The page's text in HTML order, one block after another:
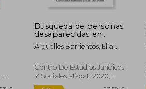
Búsqueda de personas
desaparecidas en
México
Argüelles Barrientos, Elia
Xóchitl Guadalupe;
Hernández Mier, César
Centro De Estudios Jurídicos
Y Sociales Mispat, 2020,
Tapa Blanda, Nuevo